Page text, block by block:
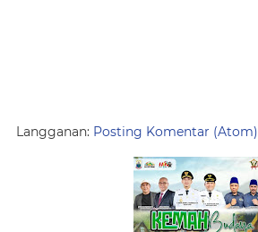
Langganan: Posting Komentar (Atom)